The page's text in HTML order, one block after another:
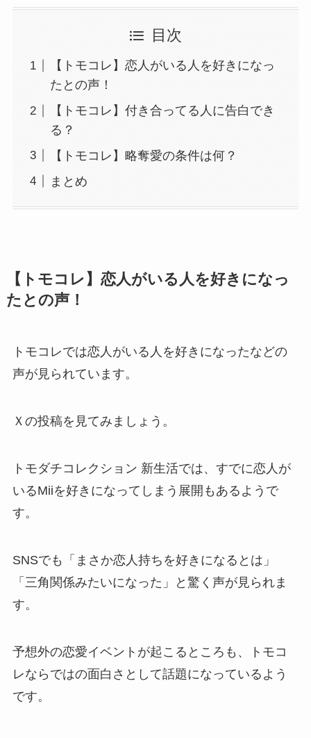
目次
【トモコレ】恋人がいる人を好きになっ
たとの声！
【トモコレ】付き合ってる人に告白でき
る？
【トモコレ】略奪愛の条件は何？
まとめ
【トモコレ】恋人がいる人を好きになっ
たとの声！
トモコレでは恋人がいる人を好きになったなどの
声が見られています。
Ｘの投稿を見てみましょう。
トモダチコレクション 新生活では、すでに恋人が
いるMiiを好きになってしまう展開もあるようで
す。
SNSでも「まさか恋人持ちを好きになるとは」
「三角関係みたいになった」と驚く声が見られま
す。
予想外の恋愛イベントが起こるところも、トモコ
レならではの面白さとして話題になっているよう
です。